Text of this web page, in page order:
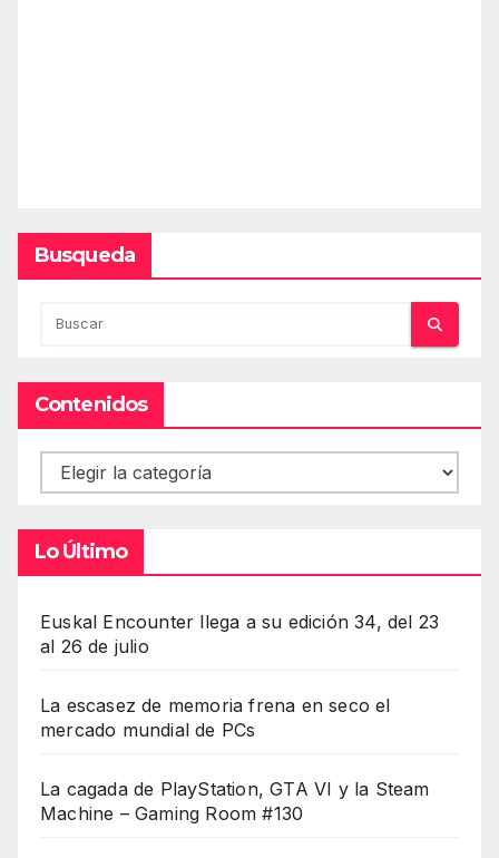
Busqueda
Contenidos
Contenidos
Lo Último
Euskal Encounter llega a su edición 34, del 23
al 26 de julio
La escasez de memoria frena en seco el
mercado mundial de PCs
La cagada de PlayStation, GTA VI y la Steam
Machine – Gaming Room #130